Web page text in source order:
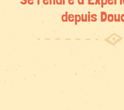
depuis